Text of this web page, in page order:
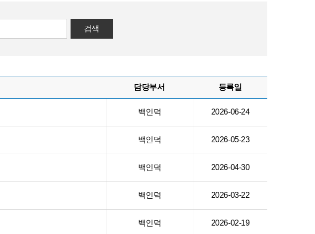
검색
담당부서 등록일
백인덕 2026-06-24
백인덕 2026-05-23
백인덕 2026-04-30
백인덕 2026-03-22
백인덕 2026-02-19